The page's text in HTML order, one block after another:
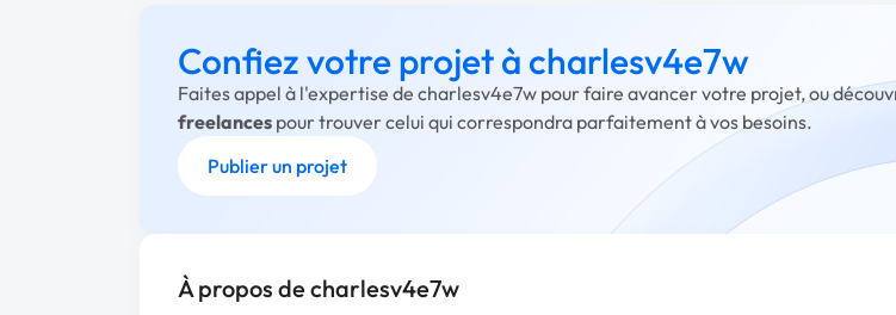
Confiez votre projet à charlesv4e7w
Faites appel à l'expertise de charlesv4e7w pour faire avancer votre projet, ou
freelances pour trouver celui qui correspondra parfaitement à vos besoins.
Publier un projet
À propos de charlesv4e7w